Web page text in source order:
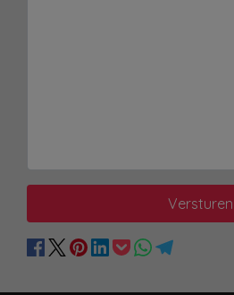
Versturen